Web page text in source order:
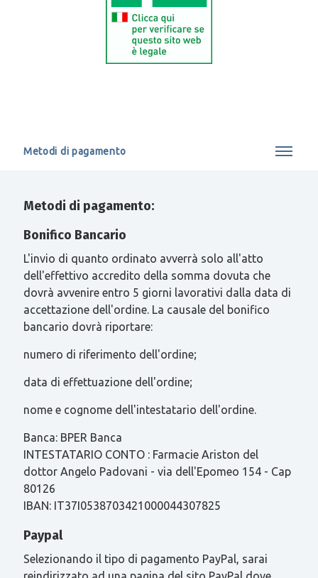
Metodi di pagamento
Metodi di pagamento:
Bonifico Bancario
L'invio di quanto ordinato avverrà solo all'atto
dell'effettivo accredito della somma dovuta che
dovrà avvenire entro 5 giorni lavorativi dalla data di
accettazione dell'ordine. La causale del bonifico
bancario dovrà riportare:
numero di riferimento dell'ordine;
data di effettuazione dell'ordine;
nome e cognome dell'intestatario dell'ordine.
Banca: BPER Banca
INTESTATARIO CONTO : Farmacie Ariston del
dottor Angelo Padovani - via dell'Epomeo 154 - Cap
80126
IBAN: IT37I0538703421000044307825
Paypal
Selezionando il tipo di pagamento PayPal, sarai